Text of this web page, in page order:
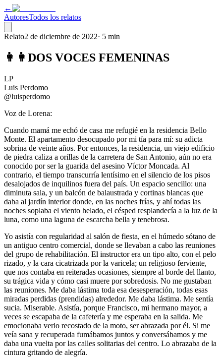
←
AutoresTodos los relatos
Relato2 de diciembre de 2022· 5 min
👩👩DOS VOCES FEMENINAS
LP
Luis Perdomo
@luisperdomo
Voz de Lorena:
Cuando mamá me echó de casa me refugié en la residencia Bello
Monte. El apartamento desocupado por mi tía para mí: su adicta
sobrina de veinte años. Por entonces, la residencia, un viejo edificio
de piedra caliza a orillas de la carretera de San Antonio, aún no era
conocido por ser la guarida del asesino Víctor Moncada. Al
contrario, el tiempo transcurría lentísimo en el silencio de los pisos
desalojados de inquilinos fuera del país. Un espacio sencillo: una
diminuta sala, y un balcón de balaustrada y cortinas blancas que
daba al jardín interior donde, en las noches frías, y ahí todas las
noches soplaba el viento helado, el césped resplandecía a la luz de la
luna, como una laguna de escarcha bella y tenebrosa.
Yo asistía con regularidad al salón de fiesta, en el húmedo sótano de
un antiguo centro comercial, donde se llevaban a cabo las reuniones
del grupo de rehabilitación. El instructor era un tipo alto, con el pelo
rizado, y la cara cicatrizada por la varicela; un religioso ferviente,
que nos contaba en reiteradas ocasiones, siempre al borde del llanto,
su trágica vida y cómo casi muere por sobredosis. No me gustaban
las reuniones. Me daba lástima toda esa desesperación, todas esas
miradas perdidas (prendidas) alrededor. Me daba lástima. Me sentía
sucia. Miserable. Asistía, porque Francisco, mi hermano mayor, a
veces se escapaba de la cafetería y me esperaba en la salida. Me
emocionaba verlo recostado de la moto, ser abrazada por él. Si me
veía sana y recuperada fumábamos juntos y conversábamos y me
daba una vuelta por las calles solitarias del centro. Lo abrazaba de la
cintura gritando de alegría.